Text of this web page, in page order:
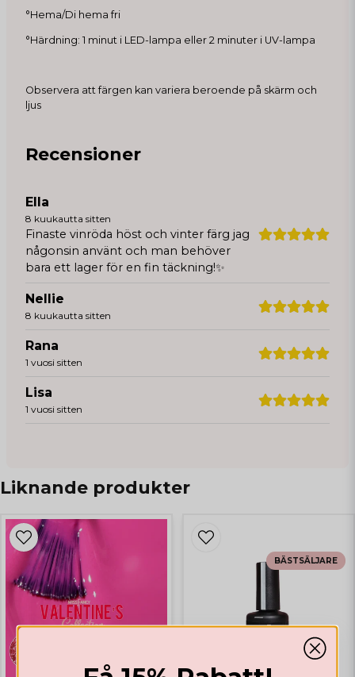
°Hema/Di hema fri
°Härdning: 1 minut i LED-lampa eller 2 minuter i UV-lampa
Observera att färgen kan variera beroende på skärm och
ljus
Recensioner
Ella
8 kuukautta sitten
Finaste vinröda höst och vinter färg jag
någonsin använt och man behöver
bara ett lager för en fin täckning!✨
Nellie
8 kuukautta sitten
Rana
1 vuosi sitten
Lisa
1 vuosi sitten
Liknande produkter
BÄSTSÄLJARE